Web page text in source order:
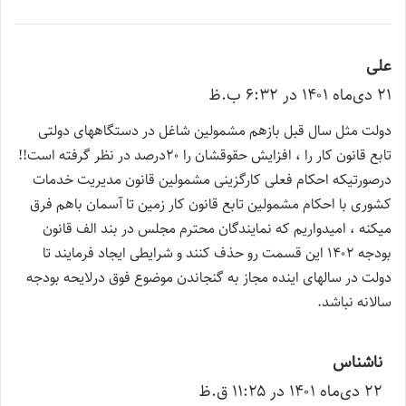
علی
ف
ت
:
۲۱ دی‌ماه ۱۴۰۱ در ۶:۳۲ ب.ظ
دولت مثل سال قبل بازهم مشمولین شاغل در دستگاههای دولتی
تابع قانون کار را ، افزایش حقوقشان را ۲۰درصد در نظر گرفته است!!
درصورتیکه احکام فعلی کارگزینی مشمولین قانون مدیریت خدمات
کشوری با احکام مشمولین تابع قانون کار زمین تا آسمان باهم فرق
میکنه ، امیدواریم که نمایندگان محترم مجلس در بند الف قانون
بودجه ۱۴۰۲ این قسمت رو حذف کنند و شرایطی ایجاد فرمایند تا
دولت در سالهای اینده مجاز به گنجاندن موضوع فوق درلایحه بودجه
سالانه نباشد.
ناشناس
ف
۲۲ دی‌ماه ۱۴۰۱ در ۱۱:۲۵ ق.ظ